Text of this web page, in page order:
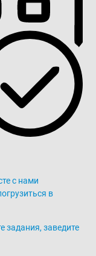
с нами
в
задания, заведите